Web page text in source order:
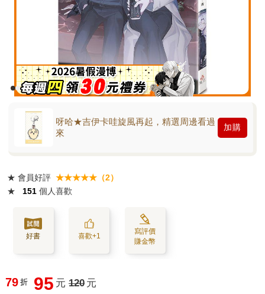
呀哈★吉伊卡哇旋風再起，精選周邊看過
來
加購
★ 會員好評 ★★★★★（2）
★
151 個人喜歡
好書 喜歡+1
寫評價
賺金幣
79 折 95 元 120 元